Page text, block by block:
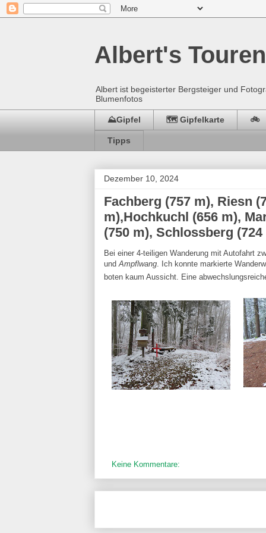
Albert's Touren
Albert ist begeisterter Bergsteiger und
Blumenfotos
⛰️Gipfel 🗺️ Gipfelkarte 🚲
Tipps
Dezember 10, 2024
Fachberg (757 m), Riesn
m),Hochkuchl (656 m),
(750 m), Schlossberg
Bei einer 4-teiligen Wanderung mit Autofahrt
und Ampflwang . Ich konnte markierte
boten kaum Aussicht. Eine
Keine Kommentare: